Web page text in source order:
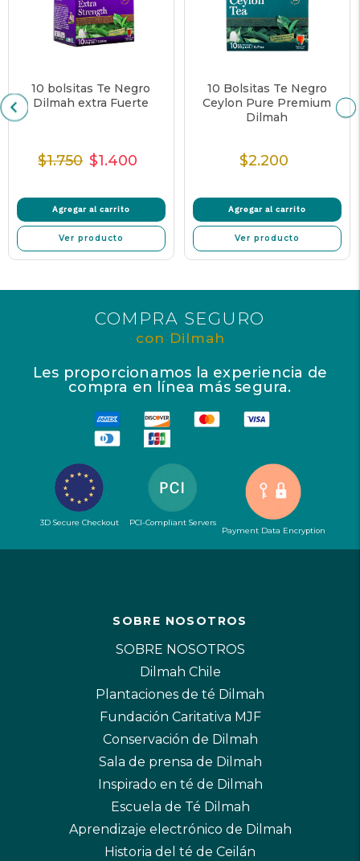
10 bolsitas Te Negro
Dilmah extra Fuerte
Precio
$1.750 Precio
oferta
$1.400
Agregar al carrito
Ver producto
10 Bolsitas Te Negro
Ceylon Pure Premium
Dilmah
Precio
$2.200
Agregar al carrito
Ver producto
COMPRA SEGURO
con Dilmah
Les proporcionamos la experiencia de
compra en línea más segura.
3D Secure Checkout
PCI-Compliant Servers
Payment Data Encryption
SOBRE NOSOTROS
SOBRE NOSOTROS
Dilmah Chile
Plantaciones de té Dilmah
Fundación Caritativa MJF
Conservación de Dilmah
Sala de prensa de Dilmah
Inspirado en té de Dilmah
Escuela de Té Dilmah
Aprendizaje electrónico de Dilmah
Historia del té de Ceilán